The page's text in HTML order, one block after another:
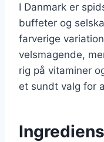
I Danmark er
buffeter og
farverige
velsmagende,
rig på vitaminer
et sundt valg for